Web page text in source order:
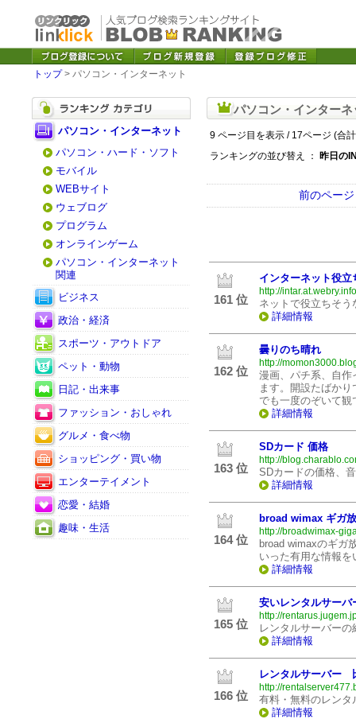
トップ> パソコン・インターネット
パソコン・インターネット
パソコン・ハード・ソフト
モバイル
WEBサイト
ウェブログ
プログラム
オンラインゲーム
パソコン・インターネット
関連
ビジネス
政治・経済
スポーツ・アウトドア
ペット・動物
日記・出来事
ファッション・おしゃれ
グルメ・食べ物
ショッピング・買い物
エンターテイメント
恋愛・結婚
趣味・生活
パソコン・インターネ
9 ページ目を表示 / 17ページ (合
ランキングの並び替え ： 昨日の
前のページ
161 位
インターネット役立
http://
ネットで役立ちそ
詳細情報
162 位
曇りのち晴れ
http://
漫画、パチ系、自作
ます。開設たばか
でも一度のぞいて観
詳細情報
163 位
SDカード 価格
http://
SDカードの価格、
詳細情報
164 位
broad wimax ギガ
http://broadwimax-
broad wimaxのギガ
いった有用な情報
詳細情報
165 位
安いレンタルサーバ
http://
レンタルサーバーの
詳細情報
166 位
レンタルサーバー
http://
有料・無料のレンタ
詳細情報